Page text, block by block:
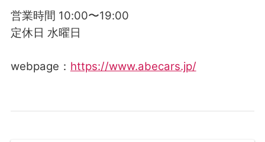
営業時間 10:00〜19:00
定休日 水曜日
webpage： https://www.abecars.jp/